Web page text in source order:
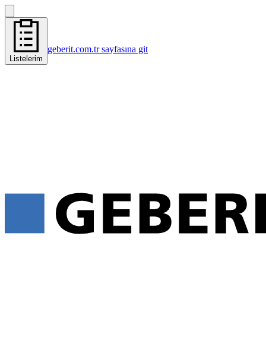
Listelerim
geberit.com.tr sayfasına git